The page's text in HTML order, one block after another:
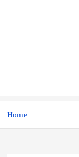
Home